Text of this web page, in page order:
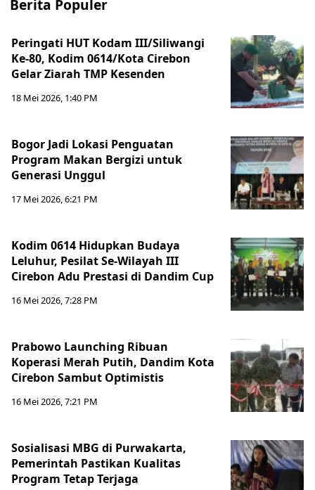
Berita Populer
Peringati HUT Kodam III/Siliwangi
Ke-80, Kodim 0614/Kota Cirebon
Gelar Ziarah TMP Kesenden
18 Mei 2026, 1:40 PM
Bogor Jadi Lokasi Penguatan
Program Makan Bergizi untuk
Generasi Unggul
17 Mei 2026, 6:21 PM
Kodim 0614 Hidupkan Budaya
Leluhur, Pesilat Se-Wilayah III
Cirebon Adu Prestasi di Dandim Cup
16 Mei 2026, 7:28 PM
Prabowo Launching Ribuan
Koperasi Merah Putih, Dandim Kota
Cirebon Sambut Optimistis
16 Mei 2026, 7:21 PM
Sosialisasi MBG di Purwakarta,
Pemerintah Pastikan Kualitas
Program Tetap Terjaga